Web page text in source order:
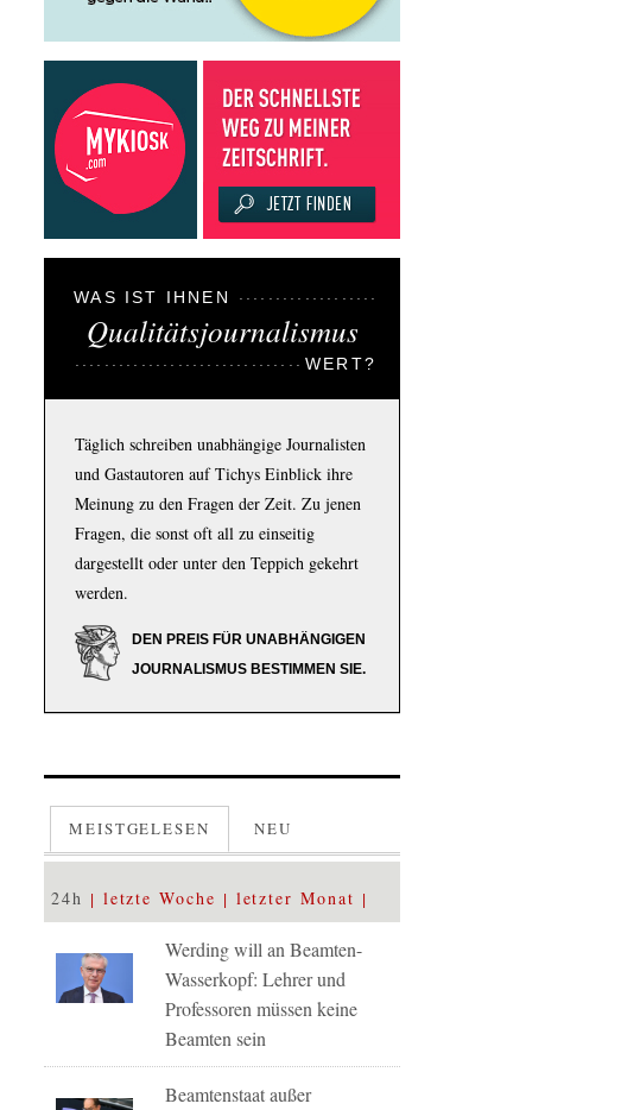
WAS IST IHNEN
Qualitätsjournalismus
WERT?
Täglich schreiben unabhängige Journalisten
und Gastautoren auf Tichys Einblick ihre
Meinung zu den Fragen der Zeit. Zu jenen
Fragen, die sonst oft all zu einseitig
dargestellt oder unter den Teppich gekehrt
werden.
DEN PREIS FÜR UNABHÄNGIGEN
JOURNALISMUS BESTIMMEN SIE.
MEISTGELESEN NEU
24h letzte Woche letzter Monat
Werding will an Beamten-
Wasserkopf: Lehrer und
Professoren müssen keine
Beamten sein
Beamtenstaat außer